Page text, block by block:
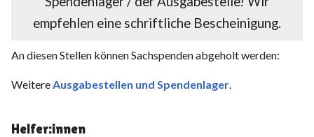
empfehlen eine schriftliche Bescheinigung.
An diesen Stellen können Sachspenden abgeholt werden:
WeitereAusgabestellen und Spendenlager.
Helfer:innen